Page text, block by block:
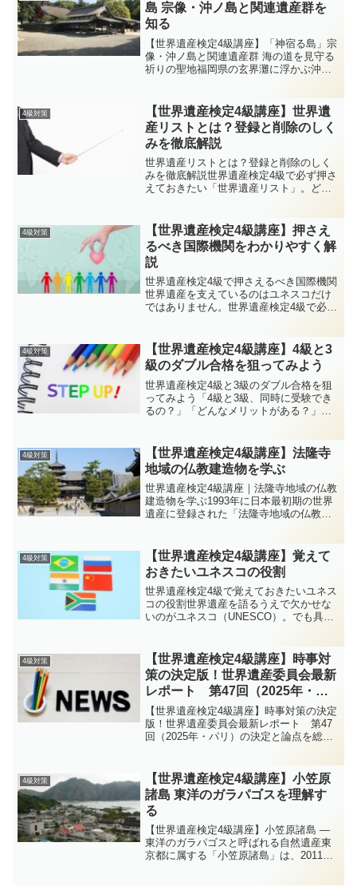
島 宗像・沖ノ島と関連遺産群を
知る
【世界遺産検定4級講座】「神宿る島」宗
像・沖ノ島と関連遺産群 海の道を見守る
祈りの聖地福岡県の玄界灘に浮かぶ沖ノ
れる文化遺産。4〜9世紀の国家的な祭祀
の痕跡が良好に残り...
4級対策
【世界遺産検定4級講座】世界遺
産リストとは？登録と削除のしく
みを徹底解説
世界遺産リストとは？登録と削除のしく
みを徹底解説世界遺産検定4級で必ず押さ
えておきたい「世界遺産リスト」。どう
式でわかりやすく解説します。博士〜！
テキストで「世界遺産リ...
4級対策
【世界遺産検定4級講座】押さえ
るべき国際機関をわかりやすく解
説
世界遺産検定4級で押さえるべき国際機関
世界遺産を支えているのはユネスコだけ
ではありません。世界遺産検定4級で必ず
ICCROMなど）を、セカ丸とイクロム博
士が会話形式で...
4級対策
【世界遺産検定4級講座】4級と3
級のダブル合格を狙ってみよう
世界遺産検定4級と3級のダブル合格を狙
ってみよう「4級と3級、同時に受験でき
るの？」「どんなメリットがある？」そ
点をわかりやすく解説します。博士〜！
ぼく、せっかくだから...
4級対策
【世界遺産検定4級講座】法隆寺
地域の仏教建造物を学ぶ
世界遺産検定4級講座｜法隆寺地域の仏教
建造物を学ぶ1993年に日本最初期の世界
遺産に登録された「法隆寺地域の仏教建
の価値まで、4級で得点につながる要点を
会話形式でやさし...
4級対策
【世界遺産検定4級講座】覚えて
おきたいユネスコの役割
世界遺産検定4級で覚えておきたいユネス
コの役割世界遺産を語るうえで欠かせな
いのがユネスコ（UNESCO）。でも具体
の役割を、セカ丸とイクロム博士がやさ
しく解説します。...
4級対策
【世界遺産検定4級講座】時事対
策の決定版！世界遺産委員会最新
レポート 第47回（2025年・パ
リ）の決定と論点を総チェック
【世界遺産検定4級講座】時事対策の決定
版！世界遺産委員会最新レポート 第47
回（2025年・パリ）の決定と論点を総チ
日にユネスコ本部（パリ）で開かれ、
26...
4級対策
【世界遺産検定4級講座】小笠原
諸島 東洋のガラパゴスを理解す
る
【世界遺産検定4級講座】小笠原諸島 ―
東洋のガラパゴスと呼ばれる自然遺産東
京都に属する「小笠原諸島」は、2011年